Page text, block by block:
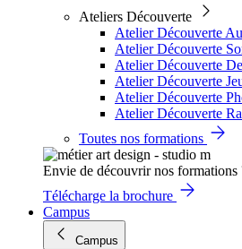
Ateliers Découverte
Atelier Découverte
Atelier Découverte
Atelier Découverte
Atelier Découverte
Atelier Découverte
Atelier Découverte
Toutes nos formations
Envie de découvrir nos formations
Télécharge la brochure
Campus
Campus